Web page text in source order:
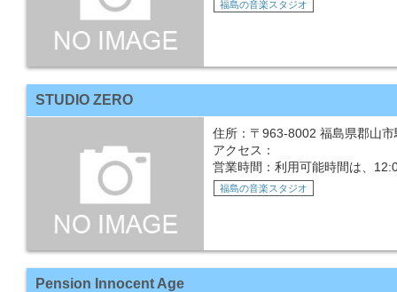
福島の音楽スタジオ
STUDIO ZERO
住所：〒963-8002 福島県郡山
アクセス：
営業時間：利用可能時間は、
福島の音楽スタジオ
Pension Innocent Age